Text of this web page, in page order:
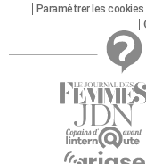
Paramétrer les cookies